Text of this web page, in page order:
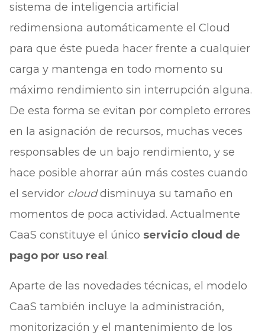
sistema de inteligencia artificial
redimensiona automáticamente el Cloud
para que éste pueda hacer frente a cualquier
carga y mantenga en todo momento su
máximo rendimiento sin interrupción alguna.
De esta forma se evitan por completo errores
en la asignación de recursos, muchas veces
responsables de un bajo rendimiento, y se
hace posible ahorrar aún más costes cuando
el servidor clouddisminuya su tamaño en
momentos de poca actividad. Actualmente
CaaS constituye el único servicio cloud de
pago por uso real .
Aparte de las novedades técnicas, el modelo
CaaS también incluye la administración,
monitorización y el mantenimiento de los